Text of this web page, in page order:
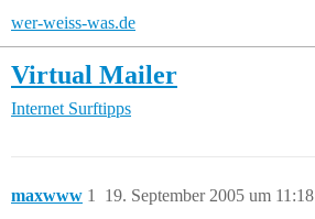
wer-weiss-was.de
Virtual Mailer
Internet Surftipps
maxwww 19. September 2005 um 11:18
1